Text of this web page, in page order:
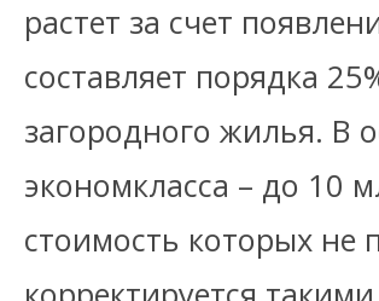
растет за счет
составляет порядка
загородного жилья. В
экономкласса – до 10
стоимость которых не